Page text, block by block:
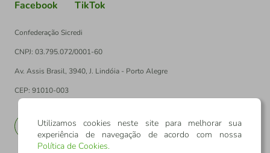
Facebook TikTok
Confederação Sicredi
CNPJ: 03.795.072/0001-60
Av. Assis Brasil, 3940, J. Lindóia - Porto Alegre
CEP: 91010-003
EN
Utilizamos cookies neste site para melhorar sua
experiência de navegação de acordo com nossa
Política de Cookies.